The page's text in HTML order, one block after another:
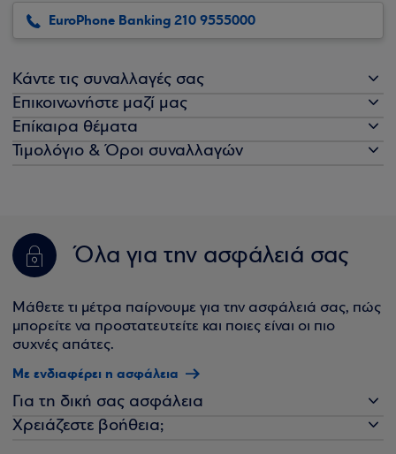
EuroPhone Banking 210 9555000
Κάντε τις συναλλαγές σας
Επικοινωνήστε μαζί μας
Επίκαιρα θέματα
Τιμολόγιο & Όροι συναλλαγών
Όλα για την ασφάλειά σας
Μάθετε τι μέτρα παίρνουμε για την ασφάλειά σας, πώς
μπορείτε να προστατευτείτε και ποιες είναι οι πιο
συχνές απάτες.
Με ενδιαφέρει η ασφάλεια
Για τη δική σας ασφάλεια
Χρειάζεστε βοήθεια;